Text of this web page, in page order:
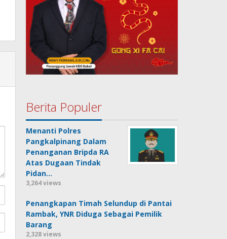
Berita Populer
Menanti Polres
Pangkalpinang Dalam
Penanganan Bripda RA
Atas Dugaan Tindak
Pidan…
3,264 views
Penangkapan Timah Selundup di Pantai
Rambak, YNR Diduga Sebagai Pemilik
Barang
2,328 views